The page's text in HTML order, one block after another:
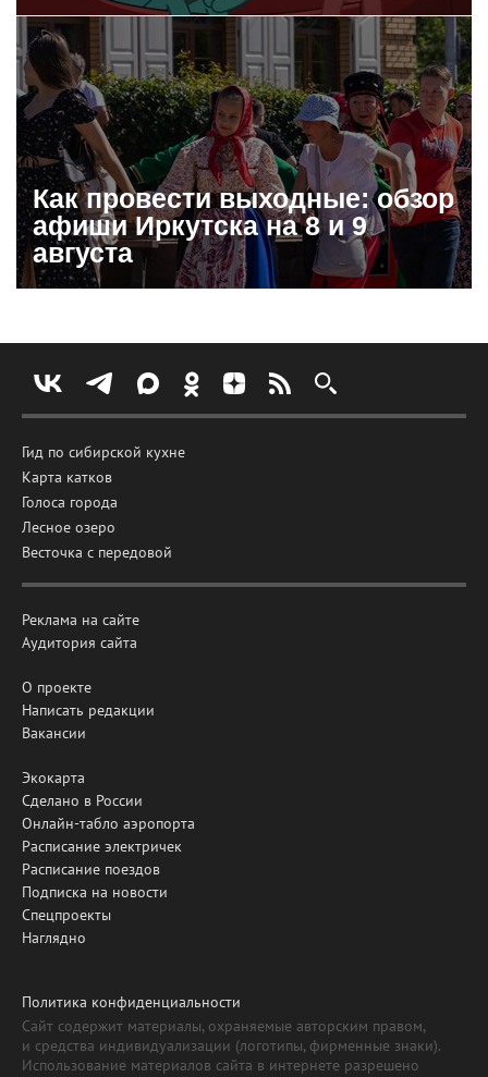
Как провести выходные: обзор
афиши Иркутска на 8 и 9
августа
Гид по сибирской кухне
Карта катков
Голоса города
Лесное озеро
Весточка с передовой
Реклама на сайте
Аудитория сайта
О проекте
Написать редакции
Вакансии
Экокарта
Сделано в России
Онлайн-табло аэропорта
Расписание электричек
Расписание поездов
Подписка на новости
Спецпроекты
Наглядно
Политика конфиденциальности
Сайт содержит материалы, охраняемые авторским правом,
и средства индивидуализации (логотипы, фирменные знаки).
Использование материалов сайта в интернете разрешено